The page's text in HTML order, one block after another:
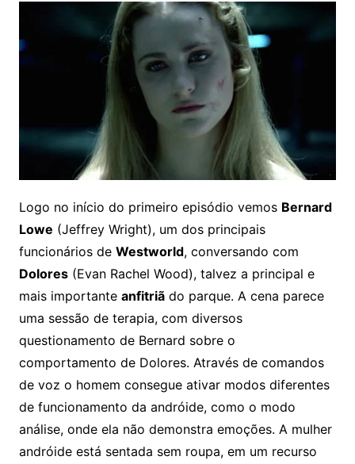
Logo no início do primeiro episódio vemos Bernard
Lowe (Jeffrey Wright), um dos principais
funcionários de Westworld, conversando com
Dolores(Evan Rachel Wood), talvez a principal e
mais importante anfitriãdo parque. A cena parece
uma sessão de terapia, com diversos
questionamento de Bernard sobre o
comportamento de Dolores. Através de comandos
de voz o homem consegue ativar modos diferentes
de funcionamento da andróide, como o modo
análise, onde ela não demonstra emoções. A mulher
andróide está sentada sem roupa, em um recurso